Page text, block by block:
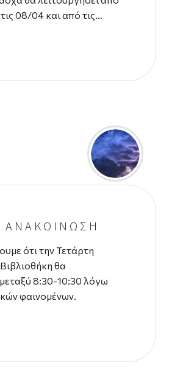
08/04 και από τις…
ΑΝΑΚΟΙΝΩΣΗ
ότι την Τετάρτη
θα
μεταξύ 8:30-10:30 λόγω
φαινομένων.